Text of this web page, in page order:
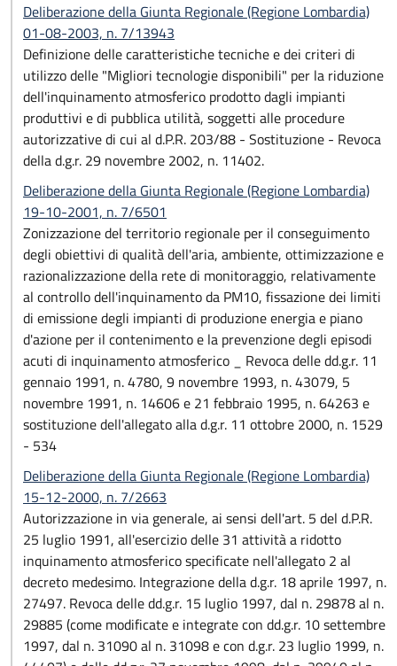
Deliberazione della Giunta Regionale (Regione Lombardia)
01-08-2003, n. 7/13943
Definizione delle caratteristiche tecniche e dei criteri di
utilizzo delle "Migliori tecnologie disponibili" per la riduzione
dell'inquinamento atmosferico prodotto dagli impianti
produttivi e di pubblica utilità, soggetti alle procedure
autorizzative di cui al d.P.R. 203/88 - Sostituzione - Revoca
della d.g.r. 29 novembre 2002, n. 11402.
Deliberazione della Giunta Regionale (Regione Lombardia)
19-10-2001, n. 7/6501
Zonizzazione del territorio regionale per il conseguimento
degli obiettivi di qualità dell'aria, ambiente, ottimizzazione e
razionalizzazione della rete di monitoraggio, relativamente
al controllo dell'inquinamento da PM10, fissazione dei limiti
di emissione degli impianti di produzione energia e piano
d'azione per il contenimento e la prevenzione degli episodi
acuti di inquinamento atmosferico _ Revoca delle dd.g.r. 11
gennaio 1991, n. 4780, 9 novembre 1993, n. 43079, 5
novembre 1991, n. 14606 e 21 febbraio 1995, n. 64263 e
sostituzione dell'allegato alla d.g.r. 11 ottobre 2000, n. 1529
- 534
Deliberazione della Giunta Regionale (Regione Lombardia)
15-12-2000, n. 7/2663
Autorizzazione in via generale, ai sensi dell'art. 5 del d.P.R.
25 luglio 1991, all'esercizio delle 31 attività a ridotto
inquinamento atmosferico specificate nell'allegato 2 al
decreto medesimo. Integrazione della d.g.r. 18 aprile 1997, n.
27497. Revoca delle dd.g.r. 15 luglio 1997, dal n. 29878 al n.
29885 (come modificate e integrate con dd.g.r. 10 settembre
1997, dal n. 31090 al n. 31098 e con d.g.r. 23 luglio 1999, n.